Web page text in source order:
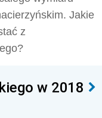
Jakie
z
w 2018